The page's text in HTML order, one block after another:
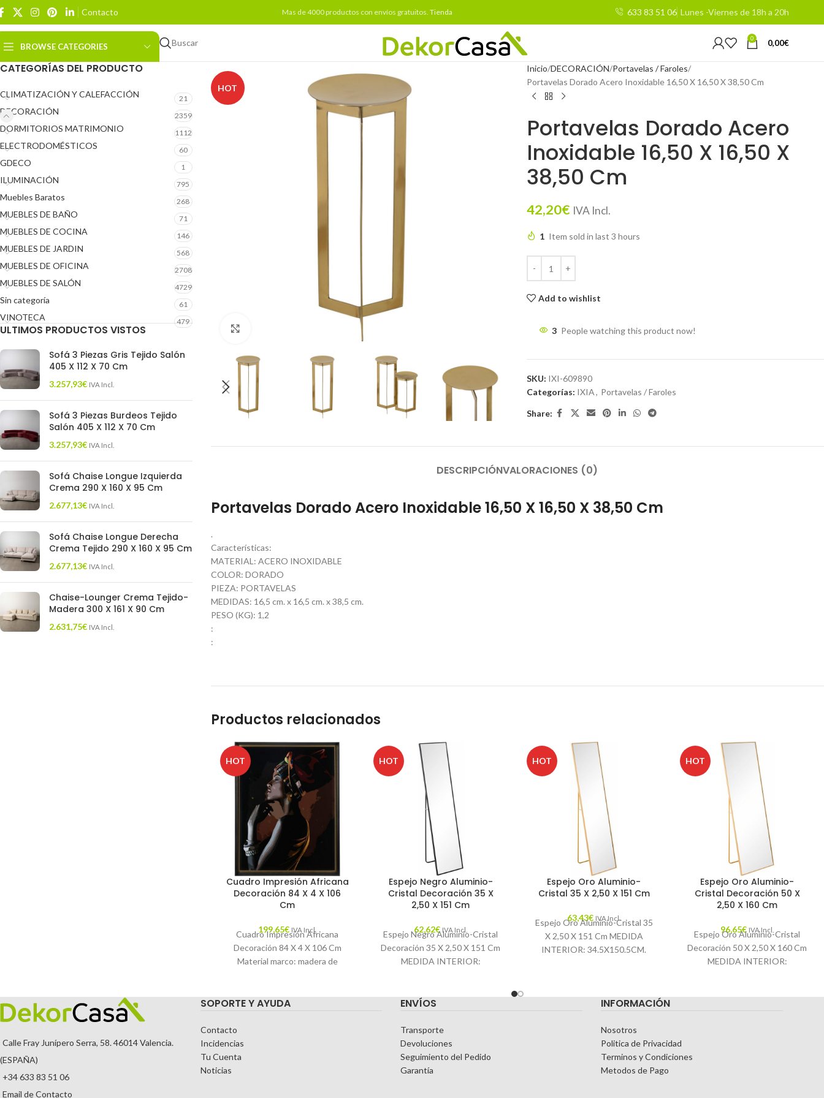
Contacto Mas de 4000 productos con envíos gratuitos. Tienda 633 83 51 06 Lunes -Viernes de 18h a 20h
BROWSE CATEGORIES Buscar 0 0,00€
CATEGORÍAS DEL PRODUCTO
CLIMATIZACIÓN Y CALEFACCIÓN 21
DECORACIÓN 2359
DORMITORIOS MATRIMONIO 1112
ELECTRODOMÉSTICOS 60
GDECO 1
ILUMINACIÓN 795
Muebles Baratos 268
MUEBLES DE BAÑO 71
MUEBLES DE COCINA 146
MUEBLES DE JARDIN 568
MUEBLES DE OFICINA 2708
MUEBLES DE SALÓN 4729
Sin categoría 61
VINOTECA 479
ULTIMOS PRODUCTOS VISTOS
Sofá 3 Piezas Gris Tejido Salón
405 X 112 X 70 Cm
3.257,93€ IVA Incl.
Sofá 3 Piezas Burdeos Tejido
Salón 405 X 112 X 70 Cm
3.257,93€ IVA Incl.
Sofá Chaise Longue Izquierda
Crema 290 X 160 X 95 Cm
2.677,13€ IVA Incl.
Sofá Chaise Longue Derecha
Crema Tejido 290 X 160 X 95 Cm
2.677,13€ IVA Incl.
Chaise-Lounger Crema Tejido-
Madera 300 X 161 X 90 Cm
2.631,75€ IVA Incl.
HOT
Inicio DECORACIÓN Portavelas / Faroles
Portavelas Dorado Acero Inoxidable 16,50 X 16,50 X 38,50 Cm
Portavelas Dorado Acero
Inoxidable 16,50 X 16,50 X
38,50 Cm
42,20€ IVA Incl.
1 Item sold in last 3 hours
Add to wishlist
3 People watching this product now!
SKU: IXI-609890
Categorías: IXIA, Portavelas / Faroles
Share:
DESCRIPCIÓNVALORACIONES (0)
Portavelas Dorado Acero Inoxidable 16,50 X 16,50 X 38,50 Cm
.
Características:
MATERIAL: ACERO INOXIDABLE
COLOR: DORADO
PIEZA: PORTAVELAS
MEDIDAS: 16,5 cm. x 16,5 cm. x 38,5 cm.
PESO (KG): 1,2
:
:
Productos relacionados
HOT
Cuadro Impresión Africana
Decoración 84 X 4 X 106
Cm
199,65€ IVA Incl.
Cuadro Impresión Africana
Decoración 84 X 4 X 106 Cm
Material marco: madera de
TEMPORADA: CATÁLOGO
HOT
Espejo Negro Aluminio-
Cristal Decoración 35 X
2,50 X 151 Cm
62,62€ IVA Incl.
Espejo Negro Aluminio-Cristal
Decoración 35 X 2,50 X 151 Cm
MEDIDA INTERIOR:
CRISTAL TEMPORADA:
HOT
Espejo Oro Aluminio-
Cristal 35 X 2,50 X 151 Cm
63,43€ IVA Incl.
Espejo Oro Aluminio-Cristal 35
X 2,50 X 151 Cm MEDIDA
INTERIOR: 34.5X150.5CM.
COLOR: ORO PIEZA:
HOT
Espejo Oro Aluminio-
Cristal Decoración 50 X
2,50 X 160 Cm
96,65€ IVA Incl.
Espejo Oro Aluminio-Cristal
Decoración 50 X 2,50 X 160 Cm
MEDIDA INTERIOR:
Calle Fray Junípero Serra, 58. 46014 Valencia.
(ESPAÑA)
+34 633 83 51 06
Email de Contacto
SOPORTE Y AYUDA
Contacto
Incidencias
Tu Cuenta
Noticias
ENVÍOS
Transporte
Devoluciones
Seguimiento del Pedido
Garantía
INFORMACIÓN
Nosotros
Politica de Privacidad
Terminos y Condiciones
Metodos de Pago